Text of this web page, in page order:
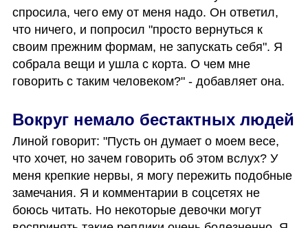
спросила, чего ему от меня надо. Он ответил,
что ничего, и попросил "просто вернуться к
своим прежним формам, не запускать себя". Я
собрала вещи и ушла с корта. О чем мне
говорить с таким человеком?" - добавляет она.
Вокруг немало бестактных людей
Линой говорит: "Пусть он думает о моем весе,
что хочет, но зачем говорить об этом вслух? У
меня крепкие нервы, я могу пережить подобные
замечания. Я и комментарии в соцсетях не
боюсь читать. Но некоторые девочки могут